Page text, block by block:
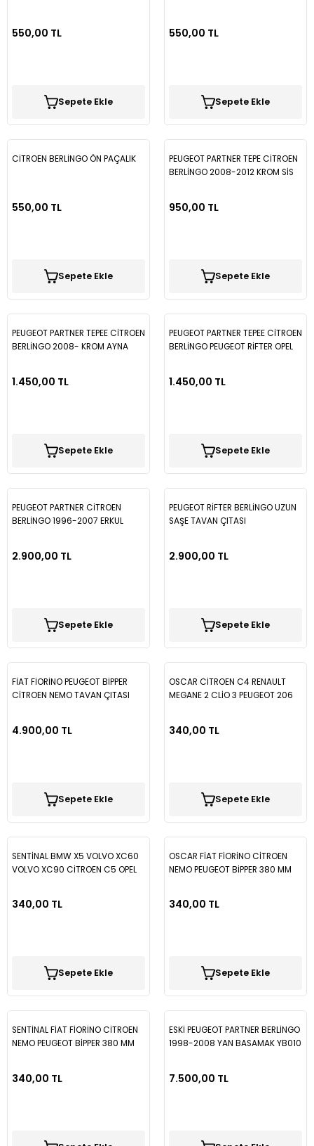
Passat CC
Polo
Tiguan
Touareg
Transporter T5
Transporter T6
Transporter T7
Volt
550,00 TL
Sepete Ekle
550,00 TL
Sepete Ekle
CİTROEN BERLİNGO ÖN PAÇALIK
550,00 TL
Sepete Ekle
PEUGEOT PARTNER TEPE CİTROEN
BERLİNGO 2008-2012 KROM SİS
950,00 TL
Sepete Ekle
PEUGEOT PARTNER TEPEE CİTROEN
BERLİNGO 2008- KROM AYNA
1.450,00 TL
Sepete Ekle
PEUGEOT PARTNER TEPEE CİTROEN
BERLİNGO PEUGEOT RİFTER OPEL
1.450,00 TL
Sepete Ekle
PEUGEOT PARTNER CİTROEN
BERLİNGO 1996-2007 ERKUL
2.900,00 TL
Sepete Ekle
PEUGEOT RİFTER BERLİNGO UZUN
SAŞE TAVAN ÇITASI
2.900,00 TL
Sepete Ekle
FİAT FİORİNO PEUGEOT BİPPER
CİTROEN NEMO TAVAN ÇITASI
4.900,00 TL
Sepete Ekle
OSCAR CİTROEN C4 RENAULT
MEGANE 2 CLİO 3 PEUGEOT 206
340,00 TL
Sepete Ekle
SENTİNAL BMW X5 VOLVO XC60
VOLVO XC90 CİTROEN C5 OPEL
340,00 TL
Sepete Ekle
OSCAR FİAT FİORİNO CİTROEN
NEMO PEUGEOT BİPPER 380 MM
340,00 TL
Sepete Ekle
SENTİNAL FİAT FİORİNO CİTROEN
NEMO PEUGEOT BİPPER 380 MM
340,00 TL
ESKİ PEUGEOT PARTNER BERLİNGO
1998-2008 YAN BASAMAK YB010
7.500,00 TL